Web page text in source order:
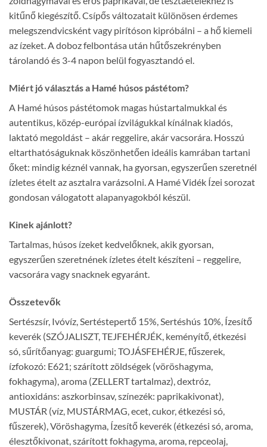
kitűnő kiegészítő. Csípős változatait különösen érdemes
melegszendvicsként vagy pirítóson kipróbálni – a hő kiemeli
az ízeket. A doboz felbontása után hűtőszekrényben
tárolandó és 3-4 napon belül fogyasztandó el.
Miért jó választás a Hamé húsos pástétom?
A Hamé húsos pástétomok magas hústartalmukkal és
autentikus, közép-európai ízvilágukkal kínálnak kiadós,
laktató megoldást – akár reggelire, akár vacsorára. Hosszú
eltarthatóságuknak köszönhetően ideális kamrában tartani
őket: mindig kéznél vannak, ha gyorsan, egyszerűen szeretnél
ízletes ételt az asztalra varázsolni. A Hamé Vidék Ízei sorozat
gondosan válogatott alapanyagokból készül.
Kinek ajánlott?
Tartalmas, húsos ízeket kedvelőknek, akik gyorsan,
egyszerűen szeretnének ízletes ételt készíteni – reggelire,
vacsorára vagy snacknek egyaránt.
Összetevők
Sertészsír, Ivóvíz, Sertéstepertő 15%, Sertéshús 10%, Ízesítő
keverék (SZÓJALISZT, TEJFEHÉRJÉK, keményítő, étkezési
só, sűrítőanyag: guargumi; TOJÁSFEHÉRJE, fűszerek,
ízfokozó: E621; szárított zöldségek (vöröshagyma,
fokhagyma), aroma (ZELLERT tartalmaz), dextróz,
antioxidáns: aszkorbinsav, színezék: paprikakivonat),
MUSTÁR (víz, MUSTÁRMAG, ecet, cukor, étkezési só,
fűszerek), Vöröshagyma, Ízesítő keverék (étkezési só, aroma,
élesztőkivonat, szárított fokhagyma, aroma, repceolaj,